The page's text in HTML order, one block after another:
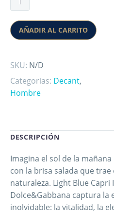
AÑADIR AL CARRITO
SKU: N/D
Categorias: Decant,
Hombre
DESCRIPCIÓN
Imagina el sol de la
con la brisa salada que
naturaleza. Light Blue
Dolce&Gabbana captura la
inolvidable: la vitalidad, la